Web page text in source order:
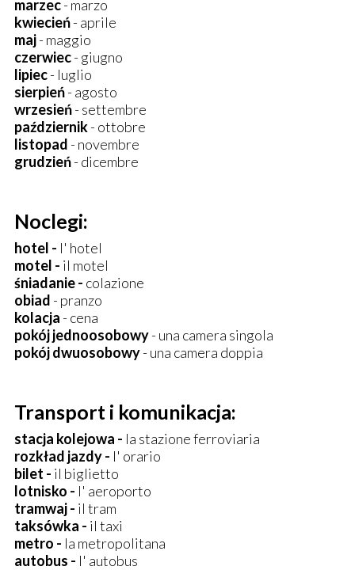
marzec- marzo
kwiecień- aprile
maj- maggio
czerwiec- giugno
lipiec- luglio
sierpień- agosto
wrzesień- settembre
październik- ottobre
listopad - novembre
grudzień- dicembre
Noclegi:
hotel - l' hotel
motel - il motel
śniadanie - colazione
obiad - pranzo
kolacja - cena
pokój jednoosobowy- una camera singola
pokój dwuosobowy- una camera doppia
Transport i komunikacja:
stacja kolejowa - la stazione ferroviaria
rozkład jazdy - l' orario
bilet - il biglietto
lotnisko - l' aeroporto
tramwaj - il tram
taksówka - il taxi
metro - la metropolitana
autobus - l' autobus